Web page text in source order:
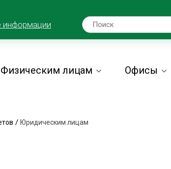
информации
Физическим лицам Офисы
/ Юридическим лицам